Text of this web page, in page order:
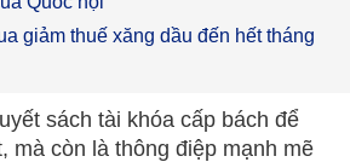
giảm thuế xăng dầu đến hết tháng
sách tài khóa cấp bách để
mà còn là thông điệp mạnh mẽ